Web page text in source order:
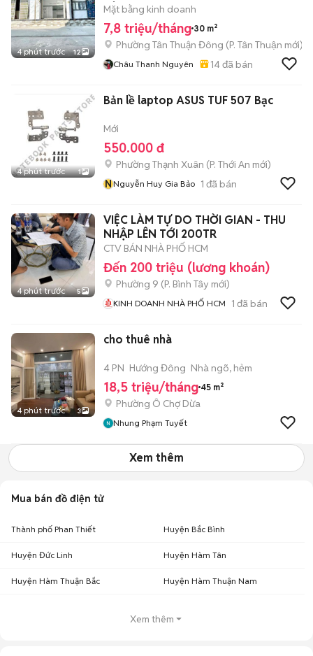
4 phút trước 12
TÂM QUẬN 7
Mặt bằng kinh doanh
7,8 triệu/tháng 30 m²
Phường Tân Thuận Đông (P. Tân Thuận mới)
Châu Thanh Nguyên 14đã bán
4 phút trước 1
Bản lề laptop ASUS TUF 507 Bạc
Mới
550.000 đ
Phường Thạnh Xuân (P. Thới An mới)
NNguyễn Huy Gia Bảo 1 đã bán
4 phút trước 5
VIỆC LÀM TỰ DO THỜI GIAN - THU
NHẬP LÊN TỚI 200TR
CTV BÁN NHÀ PHỐ HCM
Đến 200 triệu (lương khoán)
Phường 9 (P. Bình Tây mới)
KINH DOANH NHÀ PHỐ HCM 1 đã bán
4 phút trước 3
cho thuê nhà
4 PN Hướng Đông Nhà ngõ, hẻm
18,5 triệu/tháng 45 m²
Phường Ô Chợ Dừa
Nhung Phạm Tuyết
Xem thêm
Mua bán đồ điện tử
Thành phố Phan Thiết Huyện Bắc Bình
Huyện Đức Linh Huyện Hàm Tân
Huyện Hàm Thuận Bắc Huyện Hàm Thuận Nam
Xem thêm